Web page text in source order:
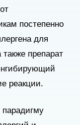
постепенно
для
препарат
реакции.